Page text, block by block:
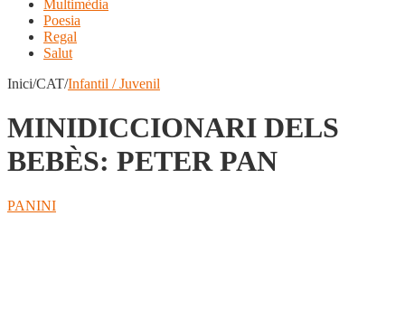
Multimèdia
Poesia
Regal
Salut
Inici/CAT/Infantil / Juvenil
MINIDICCIONARI DELS
BEBÈS: PETER PAN
PANINI